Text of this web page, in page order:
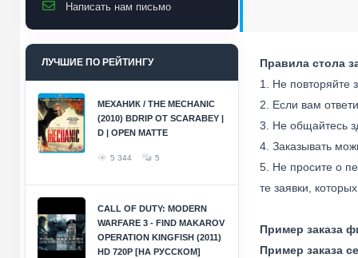
Написать нам письмо
ЛУЧШИЕ ПО РЕЙТИНГУ
МЕХАНИК / THE MECHANIC
(2010) BDRIP ОТ SCARABEY |
D | OPEN MATTE
5 344 5
CALL OF DUTY: MODERN
WARFARE 3 - FIND MAKAROV
OPERATION KINGFISH (2011)
HD 720P [НА РУССКОМ]
Правила стола
1. Не повторяйте
2. Если вам
3. Не общайтесь
4. Заказывать
5. Не просите о
те заявки,
Пример заказа
Пример заказа